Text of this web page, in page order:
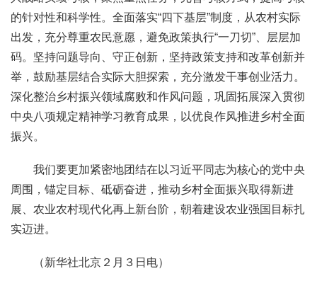
的针对性和科学性。全面落实“四下基层”制度，从农村实际
出发，充分尊重农民意愿，避免政策执行“一刀切”、层层加
码。坚持问题导向、守正创新，坚持政策支持和改革创新并
举，鼓励基层结合实际大胆探索，充分激发干事创业活力。
深化整治乡村振兴领域腐败和作风问题，巩固拓展深入贯彻
中央八项规定精神学习教育成果，以优良作风推进乡村全面
振兴。
我们要更加紧密地团结在以习近平同志为核心的党中央
周围，锚定目标、砥砺奋进，推动乡村全面振兴取得新进
展、农业农村现代化再上新台阶，朝着建设农业强国目标扎
实迈进。
（新华社北京２月３日电）